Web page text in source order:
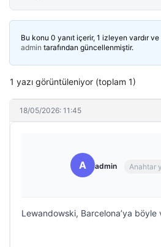
Bu konu 0 yanıt içerir, 1 izleyen vardır ve
admin tarafından güncellenmiştir.
1 yazı görüntüleniyor (toplam 1)
18/05/2026: 11:45
A admin Anahtar
Lewandowski, Barcelona’ya böyle